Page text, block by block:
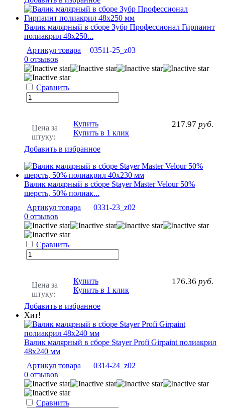
Валик малярный в сборе Зубр Профессионал Гирпаинт
полиакрил 48х250...
Артикул товара
03511-25_z03
0 отзывов
Сравнить
Цена за
штуку:
217.97 руб.
Купить
Купить в 1 клик
Добавить в избранное
Валик малярный в сборе Stayer Master Velour 50%
шерсть, 50% полиак...
Артикул товара
0331-23_z02
0 отзывов
Сравнить
Цена за
штуку:
176.36 руб.
Купить
Купить в 1 клик
Добавить в избранное
Хит!
Валик малярный в сборе Stayer Profi Girpaint полиакрил
48х240 мм
Артикул товара
0314-24_z02
0 отзывов
Сравнить